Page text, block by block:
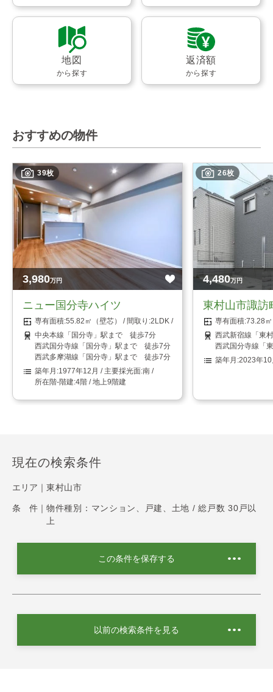
地図
から探す
返済額
から探す
おすすめの物件
39枚
3,980万円
ニュー国分寺ハイツ
55.82㎡（壁芯）
2LDK
中央本線「国分寺」駅まで 徒歩7分
西武国分寺線「国分寺」駅まで 徒歩7分
西武多摩湖線「国分寺」駅まで 徒歩7分
1977年12月
南
4階 / 地上9階建
26枚
4,480万円
東村山市諏訪
73.28
西武新宿線「東
西武国分寺線「
2023年10
現在の検索条件
エリア｜ 東村山市
条 件｜ 物件種別：マンション、戸建、土地 / 総戸数 30戸以
上
この条件を保存する
以前の検索条件を見る